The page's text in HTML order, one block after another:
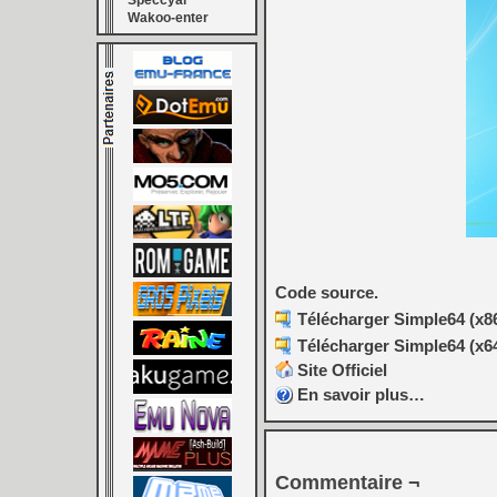
Wakoo-enter
Code source.
Télécharger Simple64
Télécharger Simple64
Site Officiel
En savoir plus…
Commentaire ¬